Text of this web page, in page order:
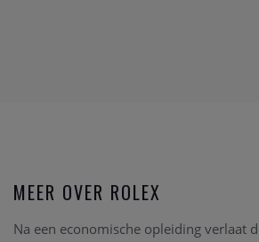
MEER OVER ROLEX
Na een economische opleiding verlaat